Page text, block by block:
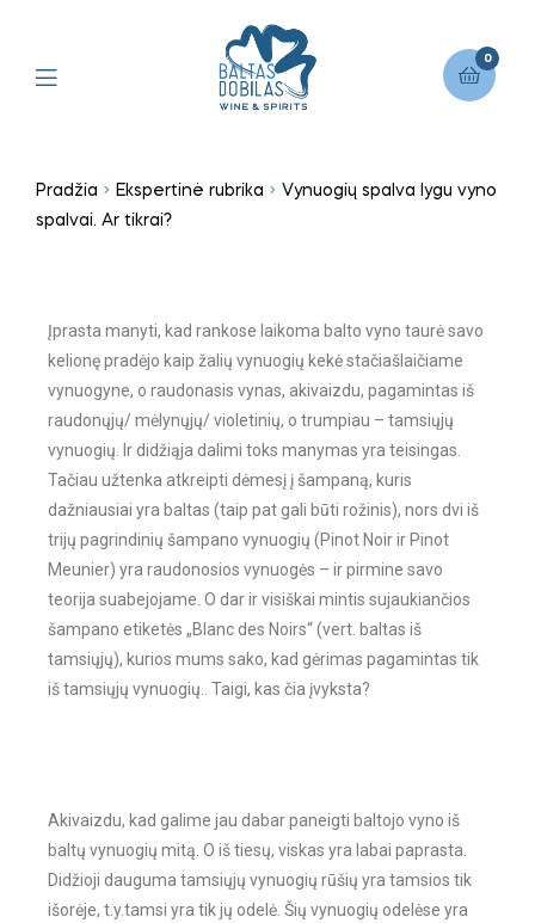
0
Pradžia Ekspertinė rubrika
Vynuogių spalva lygu vyno
spalvai. Ar tikrai?
Įprasta manyti, kad rankose laikoma balto vyno taurė savo
kelionę pradėjo kaip žalių vynuogių kekė stačiašlaičiame
vynuogyne, o raudonasis vynas, akivaizdu, pagamintas iš
raudonųjų/ mėlynųjų/ violetinių, o trumpiau – tamsiųjų
vynuogių. Ir didžiąja dalimi toks manymas yra teisingas.
Tačiau užtenka atkreipti dėmesį į šampaną, kuris
dažniausiai yra baltas (taip pat gali būti rožinis), nors dvi iš
trijų pagrindinių šampano vynuogių (Pinot Noir ir Pinot
Meunier) yra raudonosios vynuogės – ir pirmine savo
teorija suabejojame. O dar ir visiškai mintis sujaukiančios
šampano etiketės „Blanc des Noirs“ (vert. baltas iš
tamsiųjų), kurios mums sako, kad gėrimas pagamintas tik
iš tamsiųjų vynuogių.. Taigi, kas čia įvyksta?
Akivaizdu, kad galime jau dabar paneigti baltojo vyno iš
baltų vynuogių mitą. O iš tiesų, viskas yra labai paprasta.
Didžioji dauguma tamsiųjų vynuogių rūšių yra tamsios tik
išorėje, t.y.tamsi yra tik jų odelė. Šių vynuogių odelėse yra